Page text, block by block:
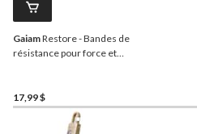
GaiamRestore - Bandes de
résistance pour force et
17,99 $